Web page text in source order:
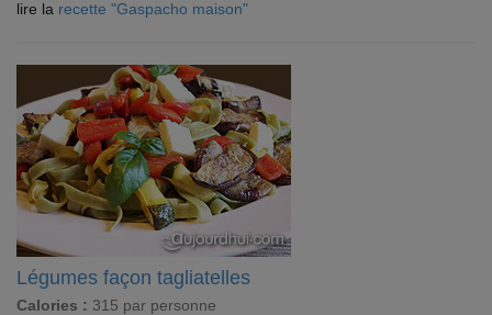
lire la recette "Gaspacho maison"
Légumes façon tagliatelles
Calories : 315 par personne